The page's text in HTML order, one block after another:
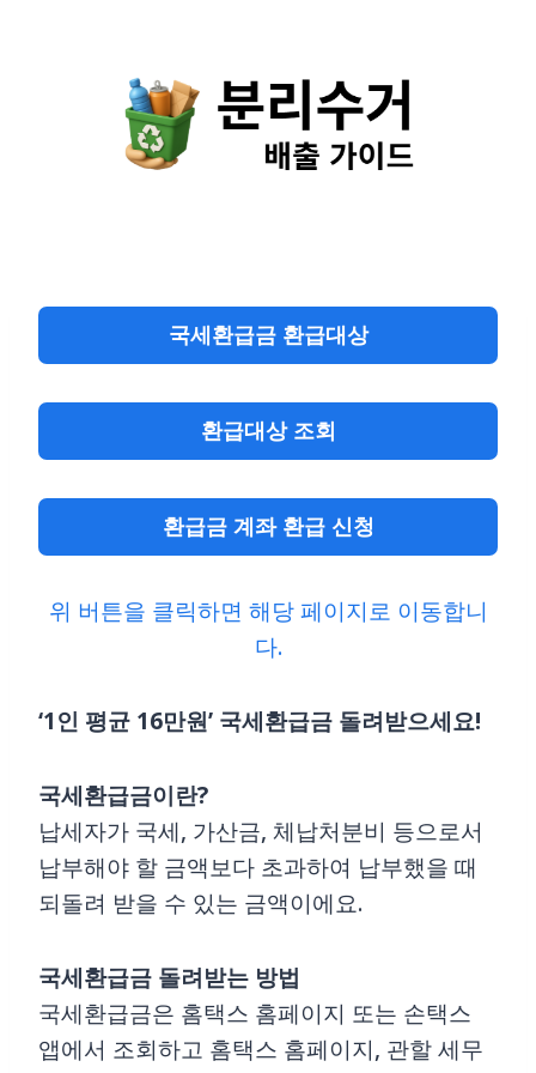
국세환급금 환급대상
환급대상 조회
환급금 계좌 환급 신청
위 버튼을 클릭하면 해당 페이지로 이동합니
다.
‘1인 평균 16만원’ 국세환급금 돌려받으세요!
국세환급금이란?
납세자가 국세, 가산금, 체납처분비 등으로서
납부해야 할 금액보다 초과하여 납부했을 때
되돌려 받을 수 있는 금액이에요.
국세환급금 돌려받는 방법
국세환급금은 홈택스 홈페이지 또는 손택스
앱에서 조회하고 홈택스 홈페이지, 관할 세무